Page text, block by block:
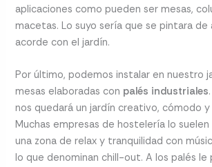
aplicaciones como pueden ser mesas,
macetas. Lo suyo sería que se pintara de
acorde con el jardín.
Por último, podemos instalar en nuestro
mesas elaboradas con palés industriales
nos quedará un jardín creativo, cómodo y
Muchas empresas de hostelería lo suelen
una zona de relax y tranquilidad con
lo que denominan chill-out. A los palés le